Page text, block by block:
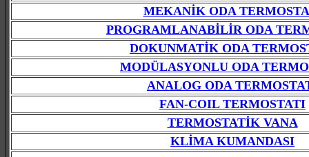
MEKANİK ODA
PROGRAMLANABİLİR ODA
DOKUNMATİK ODA
MODÜLASYONLU ODA
ANALOG ODA
FAN-COIL TERMOSTATI
TERMOSTATİK VANA
KLİMA KUMANDASI